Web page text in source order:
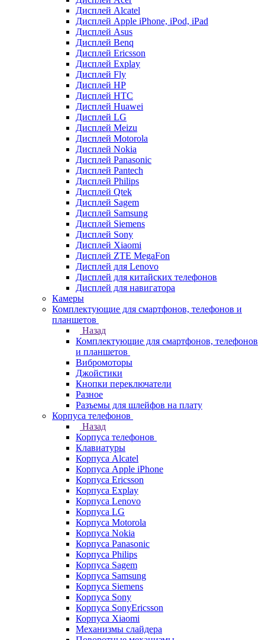
Дисплей Alcatel
Дисплей Apple iPhone, iPod, iPad
Дисплей Asus
Дисплей Benq
Дисплей Ericsson
Дисплей Explay
Дисплей Fly
Дисплей HP
Дисплей HTC
Дисплей Huawei
Дисплей LG
Дисплей Meizu
Дисплей Motorola
Дисплей Nokia
Дисплей Panasonic
Дисплей Pantech
Дисплей Philips
Дисплей Qtek
Дисплей Sagem
Дисплей Samsung
Дисплей Siemens
Дисплей Sony
Дисплей Xiaomi
Дисплей ZTE MegaFon
Дисплей для Lenovo
Дисплей для китайских телефонов
Дисплей для навигатора
Камеры
Комплектующие для смартфонов, телефонов и
планшетов
Назад
Комплектующие для смартфонов, телефонов
и планшетов
Вибромоторы
Джойстики
Кнопки переключатели
Разное
Разъемы для шлейфов на плату
Корпуса телефонов
Назад
Корпуса телефонов
Клавиатуры
Корпуса Alcatel
Корпуса Apple iPhone
Корпуса Ericsson
Корпуса Explay
Корпуса Lenovo
Корпуса LG
Корпуса Motorola
Корпуса Nokia
Корпуса Panasonic
Корпуса Philips
Корпуса Sagem
Корпуса Samsung
Корпуса Siemens
Корпуса Sony
Корпуса SonyEricsson
Корпуса Xiaomi
Механизмы слайдера